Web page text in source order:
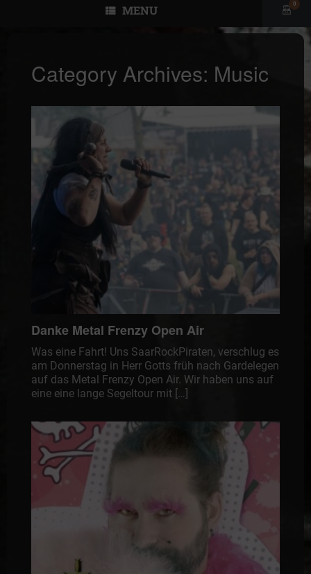
MENU
View
cart
0
Category Archives: Music
Danke Metal Frenzy Open Air
Was eine Fahrt! Uns SaarRockPiraten, verschlug es
am Donnerstag in Herr Gotts früh nach Gardelegen
auf das Metal Frenzy Open Air. Wir haben uns auf
eine eine lange Segeltour mit […]